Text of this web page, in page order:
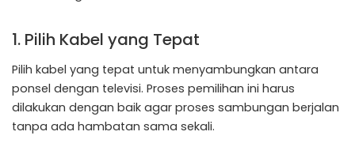
1. Pilih Kabel yang Tepat
Pilih kabel yang tepat untuk menyambungkan antara
ponsel dengan televisi. Proses pemilihan ini harus
dilakukan dengan baik agar proses sambungan berjalan
tanpa ada hambatan sama sekali.